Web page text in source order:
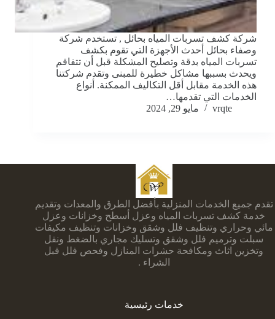
شركة كشف تسربات المياه بحائل , تستخدم شركة
وصفاء بحائل أحدث الأجهزة التي تقوم بكشف
تسربات المياه بدقة وتصليح المشكلة قبل أن تتفاقم
ويحدث بسببها مشاكل خطيرة للمبنى وتقدم شركتنا
هذه الخدمة مقابل أقل التكاليف الممكنة. أنواع
الخدمات التي تقدمها…
vrqte
مايو 29, 2024
تقدم جميع الخدمات المنزلية بأفضل الطرق والمعدات وتقديم
خدمة كشف تسربات المياه وعزل أسطح وخزانات وعزل
مائي وحراري وتنظيف فلل وشقق وخزانات وتنظيف مكيفات
سبلت وترميم فلل وشقق وتسليك مجاري بالضغط ونقل
وتخزين اثاث ومكافحة حشرات المنازل وفحص فلل قبل
الشراء .
خدمات رئيسية